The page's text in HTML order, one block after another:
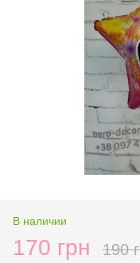
В наличии
170 грн 190